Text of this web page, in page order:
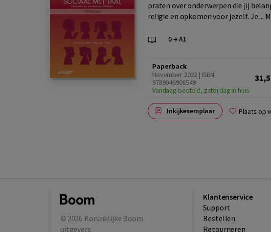
praten over onderwerpen die jij
religie en opkomen voor jezelf. Je ...
Paperback
November 2022 | ISBN
9789046908549
Vandaag besteld, zaterdag in huis
Inkijkexemplaar Plaats op
© 2026 Koninklijke Boom
uitgevers
Klantenservice
Support
Bestellen
​Retourneren